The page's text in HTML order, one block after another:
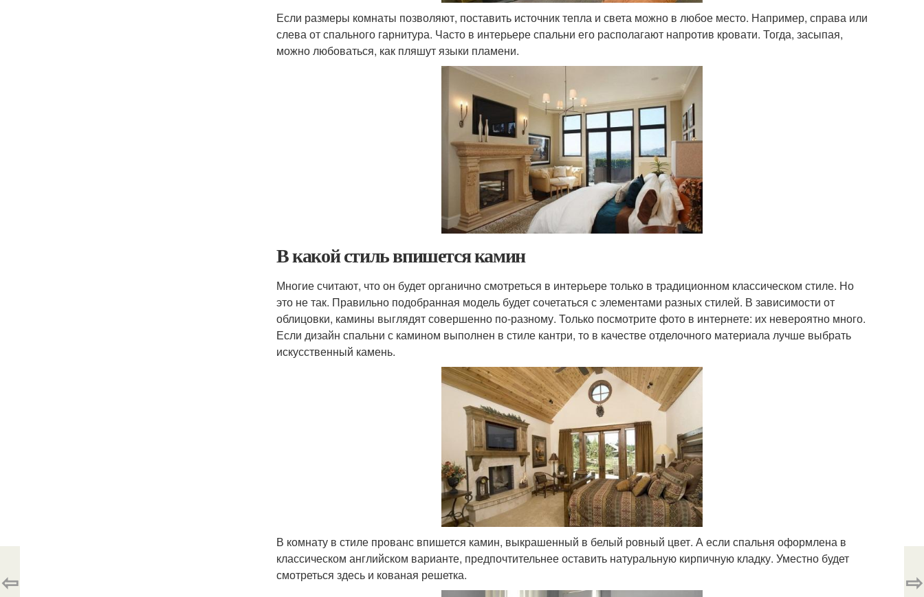
Если размеры комнаты позволяют, поставить источник тепла и света можно в любое место. Например, справа или
слева от спального гарнитура. Часто в интерьере спальни его располагают напротив кровати. Тогда, засыпая,
можно любоваться, как пляшут языки пламени.
В какой стиль впишется камин
Многие считают, что он будет органично смотреться в интерьере только в традиционном классическом стиле. Но
это не так. Правильно подобранная модель будет сочетаться с элементами разных стилей. В зависимости от
облицовки, камины выглядят совершенно по-разному. Только посмотрите фото в интернете: их невероятно много.
Если дизайн спальни с камином выполнен в стиле кантри, то в качестве отделочного материала лучше выбрать
искусственный камень.
В комнату в стиле прованс впишется камин, выкрашенный в белый ровный цвет. А если спальня оформлена в
классическом английском варианте, предпочтительнее оставить натуральную кирпичную кладку. Уместно будет
смотреться здесь и кованая решетка.
⇦ ⇨